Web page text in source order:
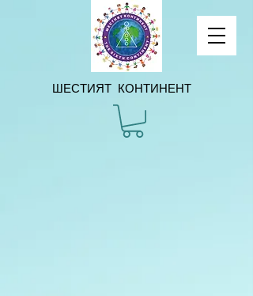
ШЕСТИЯТ КОНТИНЕНТ